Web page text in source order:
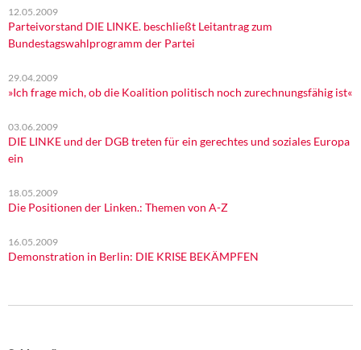
12.05.2009
Parteivorstand DIE LINKE. beschließt Leitantrag zum
Bundestagswahlprogramm der Partei
29.04.2009
»Ich frage mich, ob die Koalition politisch noch zurechnungsfähig ist«
03.06.2009
DIE LINKE und der DGB treten für ein gerechtes und soziales Europa
ein
18.05.2009
Die Positionen der Linken.: Themen von A-Z
16.05.2009
Demonstration in Berlin: DIE KRISE BEKÄMPFEN